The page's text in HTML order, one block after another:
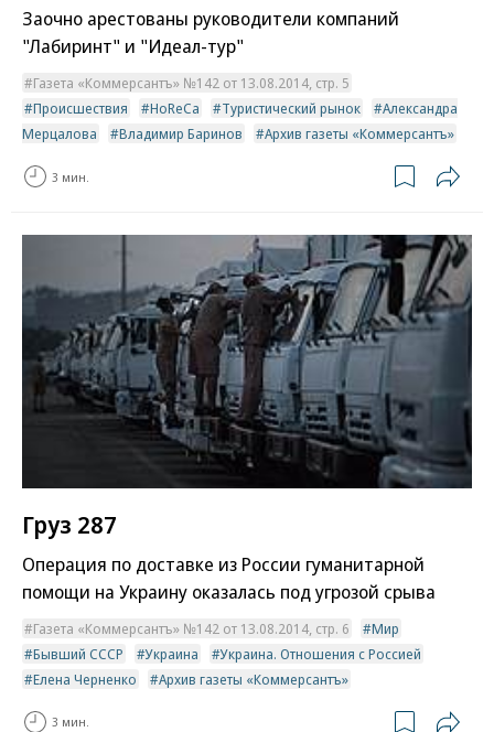
Заочно арестованы руководители компаний
"Лабиринт" и "Идеал-тур"
Газета «Коммерсантъ» №142 от 13.08.2014, стр. 5
Происшествия
HoReCa Туристический рынок
Александра
Мерцалова
Владимир Баринов Архив газеты «Коммерсантъ»
3 мин.
Груз 287
Операция по доставке из России гуманитарной
помощи на Украину оказалась под угрозой срыва
Газета «Коммерсантъ» №142 от 13.08.2014, стр. 6
Мир
Бывший СССР
Украина
Украина. Отношения с Россией
Елена Черненко
Архив газеты «Коммерсантъ»
3 мин.